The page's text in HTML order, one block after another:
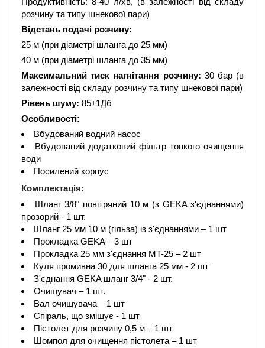
розчину та типу шнекової пари)
Відстань подачі розчину:
25 м (при діаметрі шланга до 25 мм)
40 м (при діаметрі шланга до 35 мм)
Максимальний тиск нагнітання розчину: 30 бар (в
залежності від складу розчину та типу шнекової пари)
Рівень шуму: 85±1Дб
Особливості:
Вбудований водний насос
Вбудований додатковий фільтр тонкого очищення
води
Посилений корпус
Комплектація:
Шланг 3/8" повітряний 10 м (з GEKA з'єднаннями)
прозорий - 1 шт.
Шланг 25 мм 10 м (гільза) із з'єднаннями – 1 шт
Прокладка GEKA – 3 шт
Прокладка 25 мм з'єднання MT-25 – 2 шт
Куля промивна 30 для шланга 25 мм - 2 шт
З'єднання GEKA шланг 3/4" - 2 шт.
Очищувач – 1 шт.
Вал очищувача – 1 шт
Спіраль, що змішує - 1 шт
Пістолет для розчину 0,5 м – 1 шт
Шомпол для очищення пістолета – 1 шт